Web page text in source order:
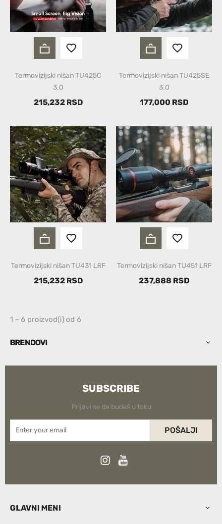
Termovizijski nišan TU425C
3.0
215,232 RSD
Termovizijski nišan TU425SE
3.0
177,000 RSD
Termovizijski nišan TU431 LRF
215,232 RSD
Termovizijski nišan TU451 LRF
237,888 RSD
1 – 6 proizvod(i) od 6
BRENDOVI
SUBSCRIBE
Prijavi se da budeš u toku
POŠALJI
GLAVNI MENI